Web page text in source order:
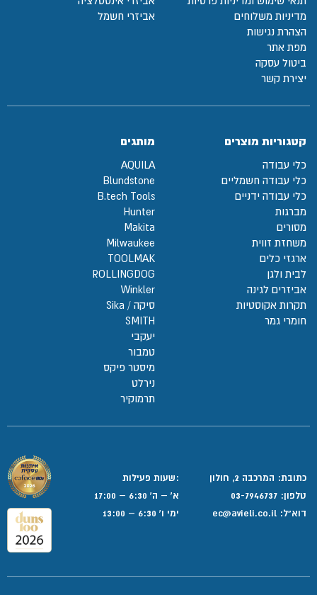
מדיניות משלוחים
הצהרת נגישות
מפת אתר
ביטול עסקה
יצירת קשר
אביזרי חשמל
קטגוריות מוצרים
כלי עבודה
כלי עבודה חשמליים
כלי עבודה ידניים
מברגות
מסורים
משחזת זווית
ארגזי כלים
לבית ולגן
אביזרים לגינה
תקרות אקוסטיות
חומרי גמר
מותגים
AQUILA
Blundstone
B.tech Tools
Hunter
Makita
Milwaukee
TOOLMAK
ROLLINGDOG
Winkler
סיקה / Sika
SMITH
יעקבי
טמבור
מיסטר פיקס
נירלט
תרמוקיר
כתובת: המרכבה 2, חולון
טלפון: 03-7946737
דוא”ל:
:שעות פעילות
א' – ה' 6:30 – 17:00
ימי ו' 6:30 – 13:00